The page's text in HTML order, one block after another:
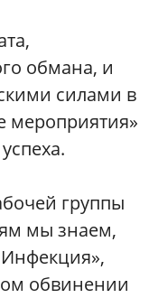
обмана, и
силами в
мероприятия»
группы
мы знаем,
обвинении